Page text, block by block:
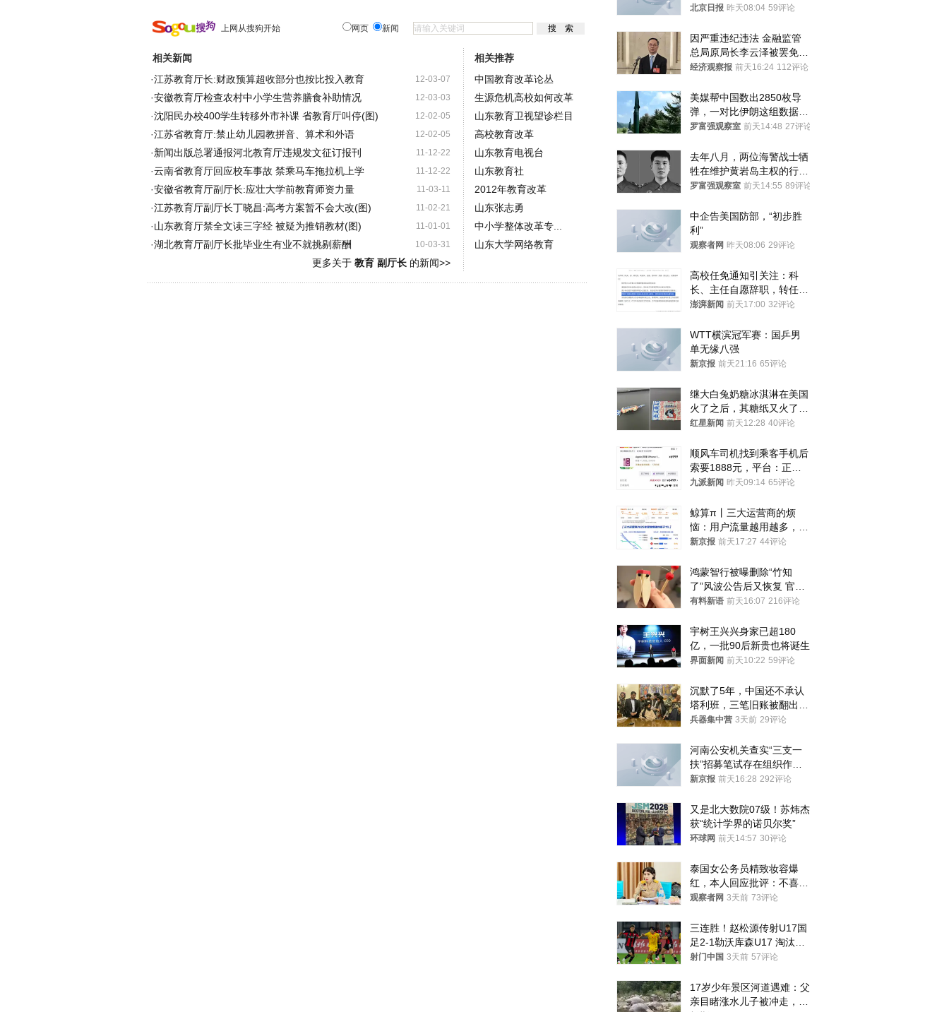
上网从搜狗开始 网页 新闻
相关新闻
12-03-07
·江苏教育厅长:财政预算超收部分也按比投入教育
12-03-03
·安徽教育厅检查农村中小学生营养膳食补助情况
12-02-05
·沈阳民办校400学生转移外市补课 省教育厅叫停(图)
12-02-05
·江苏省教育厅:禁止幼儿园教拼音、算术和外语
11-12-22
·新闻出版总署通报河北教育厅违规发文征订报刊
11-12-22
·云南省教育厅回应校车事故 禁乘马车拖拉机上学
11-03-11
·安徽省教育厅副厅长:应壮大学前教育师资力量
11-02-21
·江苏教育厅副厅长丁晓昌:高考方案暂不会大改(图)
11-01-01
·山东教育厅禁全文读三字经 被疑为推销教材(图)
10-03-31
·湖北教育厅副厅长批毕业生有业不就挑剔薪酬
更多关于 教育 副厅长的新闻>>
相关推荐
中国教育改革论丛
生源危机高校如何改革
山东教育卫视望诊栏目
高校教育改革
山东教育电视台
山东教育社
2012年教育改革
山东张志勇
中小学整体改革专...
山东大学网络教育
北京日报 昨天08:04 59评论
因严重违纪违法 金融监管
总局原局长李云泽被罢免全
国人大代表
经济观察报 前天16:24 112评论
美媒帮中国数出2850枚导
弹，一对比伊朗这组数据，
发现出大事了
罗富强观察室 前天14:48 27评论
去年八月，两位海警战士牺
牲在维护黄岩岛主权的行动
中
罗富强观察室 前天14:55 89评论
中企告美国防部，“初步胜
利”
观察者网 昨天08:06 29评论
高校任免通知引关注：科
长、主任自愿辞职，转任思
政辅导员
澎湃新闻 前天17:00 32评论
WTT横滨冠军赛：国乒男
单无缘八强
新京报 前天21:16 65评论
继大白兔奶糖冰淇淋在美国
火了之后，其糖纸又火了！
海外博主盛赞：平面设计经
红星新闻 前天12:28 40评论
顺风车司机找到乘客手机后
索要1888元，平台：正和
司机沟通协商
九派新闻 昨天09:14 65评论
鲸算π丨三大运营商的烦
恼：用户流量越用越多，收
入却越来越少
新京报 前天17:27 44评论
鸿蒙智行被曝删除“竹知
了”风波公告后又恢复 官媒
曾力挺：劝华为要大度的，
有料新语 前天16:07 216评论
宇树王兴兴身家已超180
亿，一批90后新贵也将诞生
界面新闻 前天10:22 59评论
沉默了5年，中国还不承认
塔利班，三笔旧账被翻出，
最大风险出现
兵器集中营 3天前 29评论
河南公安机关查实“三支一
扶”招募笔试存在组织作弊
犯罪行为
新京报 前天16:28 292评论
又是北大数院07级！苏炜杰
获“统计学界的诺贝尔奖”
环球网 前天14:57 30评论
泰国女公务员精致妆容爆
红，本人回应批评：不喜欢
就别看
观察者网 3天前 73评论
三连胜！赵松源传射U17国
足2-1勒沃库森U17 淘汰赛
将战河床
射门中国 3天前 57评论
17岁少年景区河道遇难：父
亲目睹涨水儿子被冲走，当